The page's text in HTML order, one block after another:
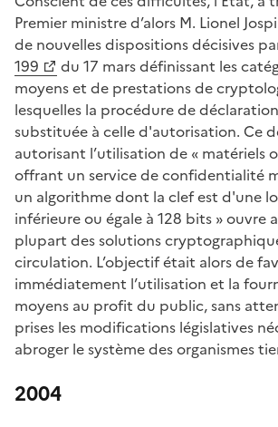
Premier ministre d’alors M. Lionel
de nouvelles dispositions décisives
(Ouvre une nouvelle fenêtre)
199
du 17 mars définissant les
moyens et de prestations de
lesquelles la procédure de
substituée à celle d'autorisation. Ce
autorisant l’utilisation de « matériels
offrant un service de confidentialité
un algorithme dont la clef est d'une
inférieure ou égale à 128 bits » ouvre
plupart des solutions
circulation. L’objectif était alors de
immédiatement l’utilisation et la
moyens au profit du public, sans
prises les modifications législatives
abroger le système des organismes
2004